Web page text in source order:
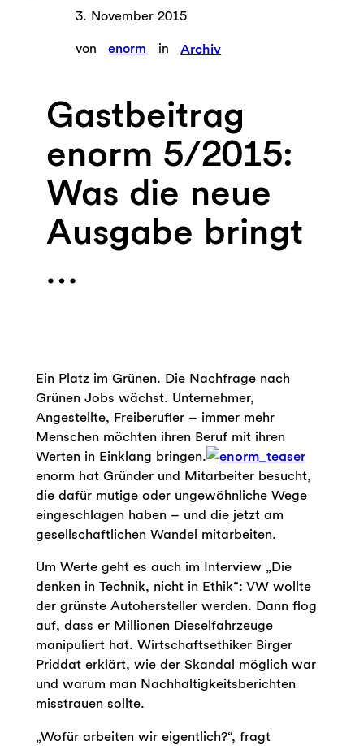
3. November 2015
von enorm in Archiv
Gastbeitrag
enorm 5/2015:
Was die neue
Ausgabe bringt
…
Ein Platz im Grünen. Die Nachfrage nach
Grünen Jobs wächst. Unternehmer,
Angestellte, Freiberufler – immer mehr
Menschen möchten ihren Beruf mit ihren
Werten in Einklang bringen.
enorm hat Gründer und Mitarbeiter besucht,
die dafür mutige oder ungewöhnliche Wege
eingeschlagen haben – und die jetzt am
gesellschaftlichen Wandel mitarbeiten.
Um Werte geht es auch im Interview „Die
denken in Technik, nicht in Ethik“: VW wollte
der grünste Autohersteller werden. Dann flog
auf, dass er Millionen Dieselfahrzeuge
manipuliert hat. Wirtschaftsethiker Birger
Priddat erklärt, wie der Skandal möglich war
und warum man Nachhaltigkeitsberichten
misstrauen sollte.
„Wofür arbeiten wir eigentlich?“, fragt